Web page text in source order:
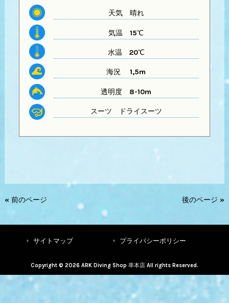
天気晴れ
気温 15℃
水温 20℃
海況 1,5m
透明度 8-10m
スーツ ドライスーツ
« 前のページ 後のページ »
サイトマップ プライバシーポリシー
Copyright © 2026 ARK Diving Shop 串本店 All rights Reserved.